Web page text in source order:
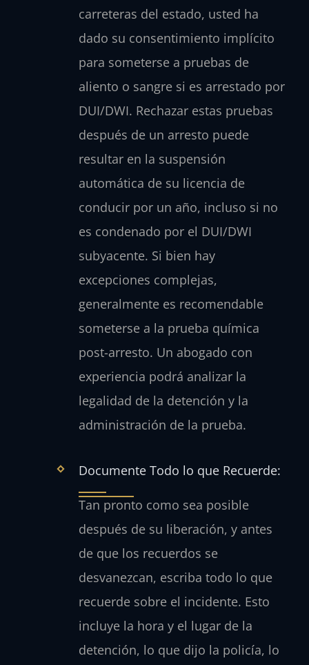
carreteras del estado, usted ha
dado su consentimiento implícito
para someterse a pruebas de
aliento o sangre si es arrestado por
DUI/DWI. Rechazar estas pruebas
después de un arresto puede
resultar en la suspensión
automática de su licencia de
conducir por un año, incluso si no
es condenado por el DUI/DWI
subyacente. Si bien hay
excepciones complejas,
generalmente es recomendable
someterse a la prueba química
post-arresto. Un abogado con
experiencia podrá analizar la
legalidad de la detención y la
administración de la prueba.
Documente Todo lo que Recuerde:
Tan pronto como sea posible
después de su liberación, y antes
de que los recuerdos se
desvanezcan, escriba todo lo que
recuerde sobre el incidente. Esto
incluye la hora y el lugar de la
detención, lo que dijo la policía, lo